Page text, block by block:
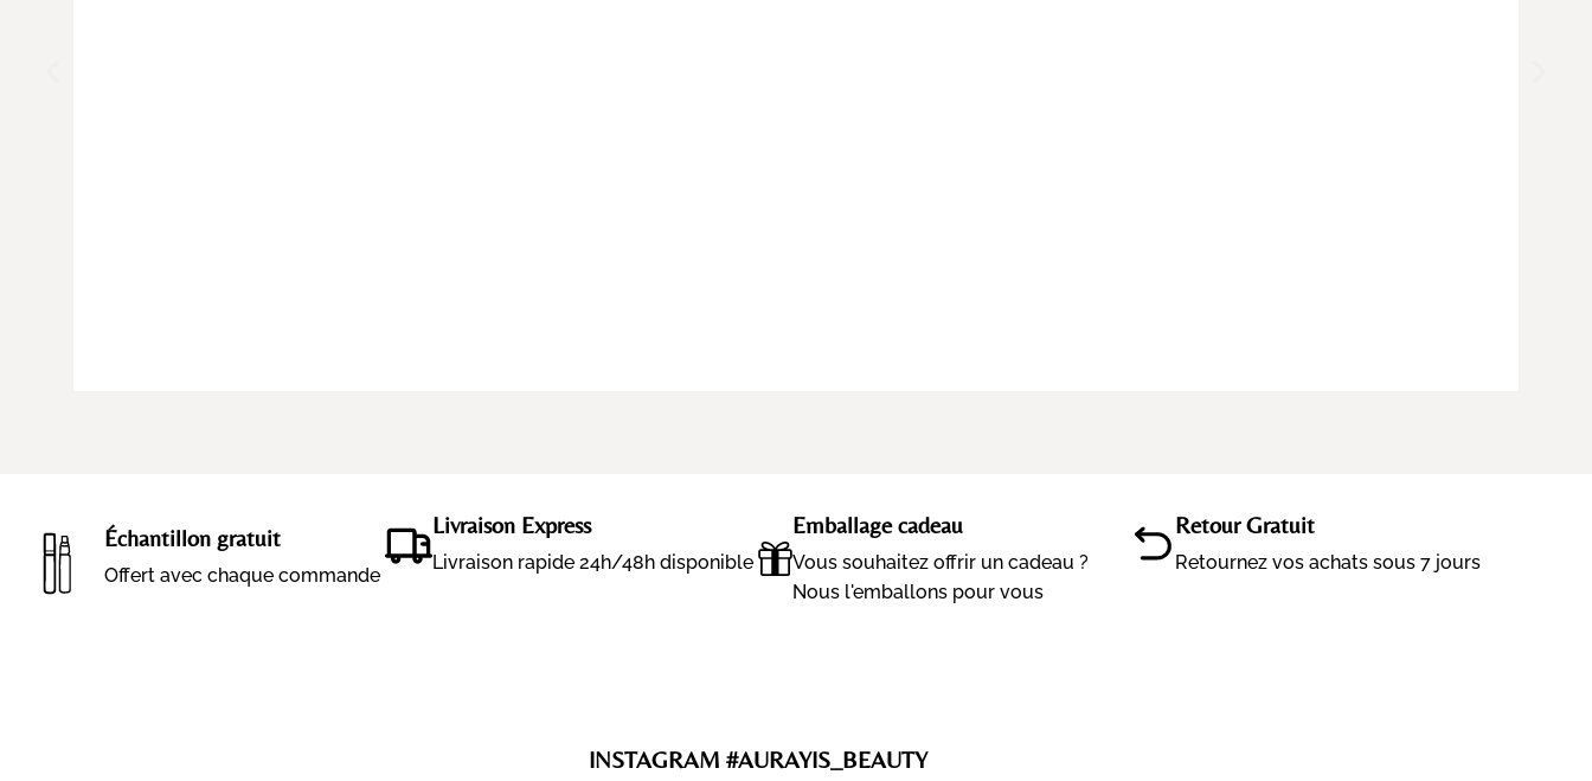
Échantillon gratuit
Offert avec chaque commande
Livraison Express
Livraison rapide 24h/48h disponible
Emballage cadeau
Vous souhaitez offrir un cadeau ?
Nous l'emballons pour vous
Retour Gratuit
Retournez vos achats sous 7 jours
INSTAGRAM #AURAYIS_BEAUTY